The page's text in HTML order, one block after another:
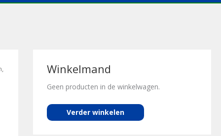
Winkelmand
Geen producten in de winkelwagen.
Verder winkelen